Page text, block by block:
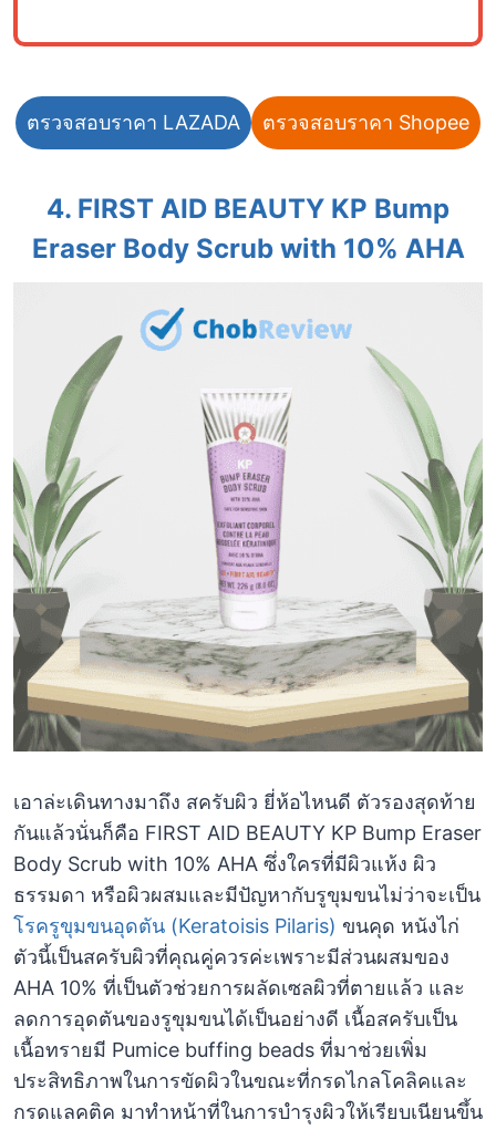
ตรวจสอบราคา LAZADA ตรวจสอบราคา Shopee
4. FIRST AID BEAUTY KP Bump
Eraser Body Scrub with 10% AHA
เอาล่ะเดินทางมาถึง สครับผิว ยี่ห้อไหนดี ตัวรองสุดท้าย
กันแล้วนั่นก็คือ FIRST AID BEAUTY KP Bump Eraser
Body Scrub with 10% AHA ซึ่งใครที่มีผิวแห้ง ผิว
ธรรมดา หรือผิวผสมและมีปัญหากับรูขุมขนไม่ว่าจะเป็น
โรครูขุมขนอุดตัน (Keratoisis Pilaris) ขนคุด หนังไก่
ตัวนี้เป็นสครับผิวที่คุณคู่ควรค่ะเพราะมีส่วนผสมของ
AHA 10% ที่เป็นตัวช่วยการผลัดเซลผิวที่ตายแล้ว และ
ลดการอุดตันของรูขุมขนได้เป็นอย่างดี เนื้อสครับเป็น
เนื้อทรายมี Pumice buffing beads ที่มาช่วยเพิ่ม
ประสิทธิภาพในการขัดผิวในขณะที่กรดไกลโคลิคและ
กรดแลคติค มาทำหน้าที่ในการบำรุงผิวให้เรียบเนียนขึ้น